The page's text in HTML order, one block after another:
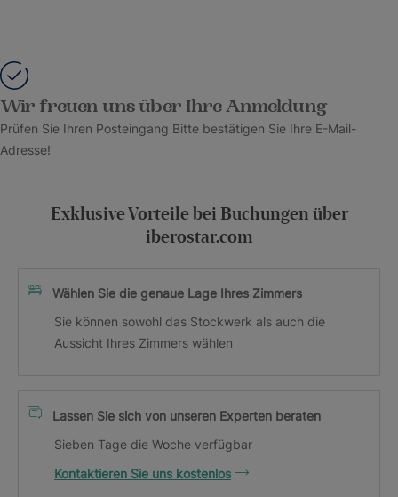
Wir freuen uns über Ihre Anmeldung
Prüfen Sie Ihren Posteingang Bitte bestätigen Sie Ihre E-Mail-
Adresse!
Exklusive Vorteile bei Buchungen über
iberostar.com
Wählen Sie die genaue Lage Ihres Zimmers
Sie können sowohl das Stockwerk als auch die
Aussicht Ihres Zimmers wählen
Lassen Sie sich von unseren Experten beraten
Sieben Tage die Woche verfügbar
Kontaktieren Sie uns kostenlos